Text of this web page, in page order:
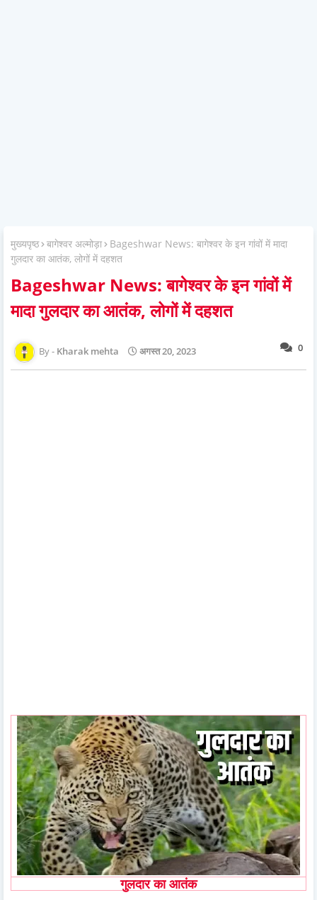
मुख्यपृष्ठ बागेश्वर अल्मोड़ा
Bageshwar News: बागेश्वर के इन गांवों में मादा
गुलदार का आतंक, लोगों में दहशत
Bageshwar News: बागेश्वर के इन गांवों में
मादा गुलदार का आतंक, लोगों में दहशत
0
Kharak mehta अगस्त 20, 2023
गुलदार का आतंक